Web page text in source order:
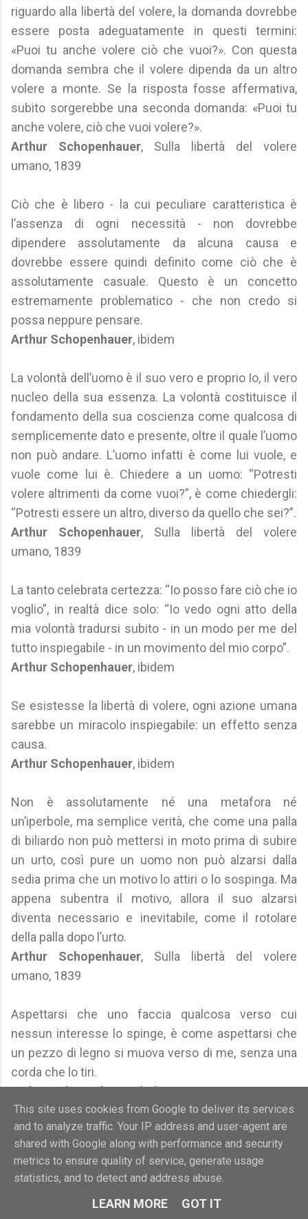
riguardo alla libertà del volere, la domanda dovrebbe
essere posta adeguatamente in questi termini:
«Puoi tu anche volere ciò che vuoi?». Con questa
domanda sembra che il volere dipenda da un altro
volere a monte. Se la risposta fosse affermativa,
subito sorgerebbe una seconda domanda: «Puoi tu
anche volere, ciò che vuoi volere?».
Arthur Schopenhauer, Sulla libertà del volere
umano, 1839
Ciò che è libero - la cui peculiare caratteristica è
l’assenza di ogni necessità - non dovrebbe
dipendere assolutamente da alcuna causa e
dovrebbe essere quindi definito come ciò che è
assolutamente casuale. Questo è un concetto
estremamente problematico - che non credo si
possa neppure pensare.
Arthur Schopenhauer, ibidem
La volontà dell’uomo è il suo vero e proprio Io, il vero
nucleo della sua essenza. La volontà costituisce il
fondamento della sua coscienza come qualcosa di
semplicemente dato e presente, oltre il quale l’uomo
non può andare. L’uomo infatti è come lui vuole, e
vuole come lui è. Chiedere a un uomo: “Potresti
volere altrimenti da come vuoi?”, è come chiedergli:
“Potresti essere un altro, diverso da quello che sei?”.
Arthur Schopenhauer, Sulla libertà del volere
umano, 1839
La tanto celebrata certezza: “Io posso fare ciò che io
voglio”, in realtà dice solo: “Io vedo ogni atto della
mia volontà tradursi subito - in un modo per me del
tutto inspiegabile - in un movimento del mio corpo”.
Arthur Schopenhauer, ibidem
Se esistesse la libertà di volere, ogni azione umana
sarebbe un miracolo inspiegabile: un effetto senza
causa.
Arthur Schopenhauer, ibidem
Non è assolutamente né una metafora né
un’iperbole, ma semplice verità, che come una palla
di biliardo non può mettersi in moto prima di subire
un urto, così pure un uomo non può alzarsi dalla
sedia prima che un motivo lo attiri o lo sospinga. Ma
appena subentra il motivo, allora il suo alzarsi
diventa necessario e inevitabile, come il rotolare
della palla dopo l’urto.
Arthur Schopenhauer, Sulla libertà del volere
umano, 1839
Aspettarsi che uno faccia qualcosa verso cui
nessun interesse lo spinge, è come aspettarsi che
un pezzo di legno si muova verso di me, senza una
corda che lo tiri.
Arthur Schopenhauer, ibidem
L’effettiva e originaria differenza fondamentale di
carattere non è compatibile con l’ipotesi della libertà
di volere. Questa infatti consisterebbe nel fatto che
lo stesso uomo, in qualunque situazione, possa
compiere indifferentemente delle azioni
This site uses cookies from Google to deliver its services
and to analyze traffic. Your IP address and user-agent are
shared with Google along with performance and security
metrics to ensure quality of service, generate usage
statistics, and to detect and address abuse.
LEARN MORE GOT IT